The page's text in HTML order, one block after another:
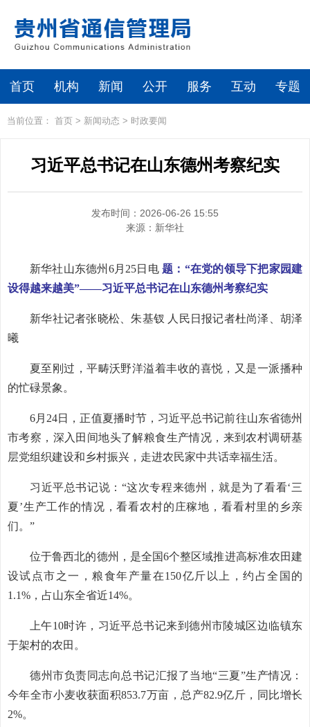
首页 机构 新闻 公开 服务 互动 专题
当前位置： 首页 > 新闻动态 > 时政要闻
习近平总书记在山东德州考察纪实
发布时间：2026-06-26 15:55
来源： 新华社
新华社山东德州6月25日电题：“在党的领导下把家园建
设得越来越美”——习近平总书记在山东德州考察纪实
新华社记者张晓松、朱基钗 人民日报记者杜尚泽、胡泽
曦
夏至刚过，平畴沃野洋溢着丰收的喜悦，又是一派播种
的忙碌景象。
6月24日，正值夏播时节，习近平总书记前往山东省德州
市考察，深入田间地头了解粮食生产情况，来到农村调研基
层党组织建设和乡村振兴，走进农民家中共话幸福生活。
习近平总书记说：“这次专程来德州，就是为了看看‘三
夏’生产工作的情况，看看农村的庄稼地，看看村里的乡亲
们。”
位于鲁西北的德州，是全国6个整区域推进高标准农田建
设试点市之一，粮食年产量在150亿斤以上，约占全国的
1.1%，占山东全省近14%。
上午10时许，习近平总书记来到德州市陵城区边临镇东
于架村的农田。
德州市负责同志向总书记汇报了当地“三夏”生产情况：
今年全市小麦收获面积853.7万亩，总产82.9亿斤，同比增长
2%。